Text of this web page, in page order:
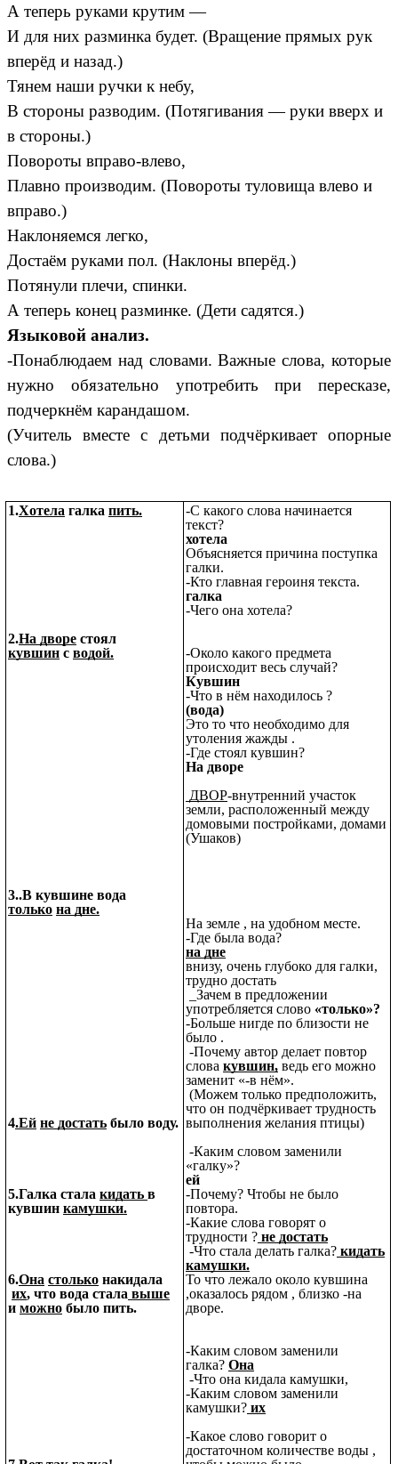
А теперь руками крутим —
И для них разминка будет. (Вращение прямых рук
вперёд и назад.)
Тянем наши ручки к небу,
В стороны разводим. (Потягивания — руки вверх и
в стороны.)
Повороты вправо-влево,
Плавно производим. (Повороты туловища влево и
вправо.)
Наклоняемся легко,
Достаём руками пол. (Наклоны вперёд.)
Потянули плечи, спинки.
А теперь конец разминке. (Дети садятся.)
Языковой анализ.
-Понаблюдаем над словами. Важные слова, которые
нужно обязательно употребить при пересказе,
подчеркнём карандашом.
(Учитель вместе с детьми подчёркивает опорные
слова.)
1.Хотела галка пить.
2.На дворе стоял
кувшин с водой.
3..В кувшине вода
только на дне.
4.Ей не достать было воду.
5.Галка стала кидать в
кувшин камушки.
6.Она столько накидала
их, что вода стала выше
и можно было пить.
-С какого слова начинается
текст?
хотела
Объясняется причина поступка
галки.
-Кто главная героиня текста.
галка
-Чего она хотела?
-Около какого предмета
происходит весь случай?
Кувшин
-Что в нём находилось ?
(вода)
Это то что необходимо для
утоления жажды .
-Где стоял кувшин?
На дворе
ДВОР-внутренний участок
земли, расположенный между
домовыми постройками, домами
(Ушаков)
На земле , на удобном месте.
-Где была вода?
на дне
внизу, очень глубоко для галки,
трудно достать
_Зачем в предложении
употребляется слово «только»?
-Больше нигде по близости не
было .
-Почему автор делает повтор
слова кувшин, ведь его можно
заменит «-в нём».
(Можем только предположить,
что он подчёркивает трудность
выполнения желания птицы)
-Каким словом заменили
«галку»?
ей
-Почему? Чтобы не было
повтора.
-Какие слова говорят о
трудности ? не достать
-Что стала делать галка? кидать
камушки.
То что лежало около кувшина
,оказалось рядом , близко -на
дворе.
-Каким словом заменили
галка? Она
-Что она кидала камушки,
-Каким словом заменили
камушки? их
-Какое слово говорит о
достаточном количестве воды ,